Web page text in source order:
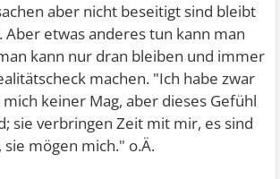
aber nicht beseitigt sind bleibt
Aber etwas anderes tun kann man
kann nur dran bleiben und immer
machen. "Ich habe zwar
mich keiner Mag, aber dieses Gefühl
sie verbringen Zeit mit mir, es sind
mögen mich." o.Ä.